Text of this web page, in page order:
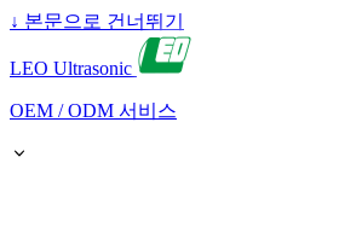
↓ 본문으로 건너뛰기
LEO Ultrasonic
OEM / ODM 서비스